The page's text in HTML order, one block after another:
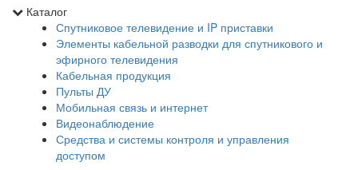
Каталог
Спутниковое телевидение и IP приставки
Элементы кабельной разводки для спутникового и
эфирного телевидения
Кабельная продукция
Пульты ДУ
Мобильная связь и интернет
Видеонаблюдение
Средства и системы контроля и управления
доступом